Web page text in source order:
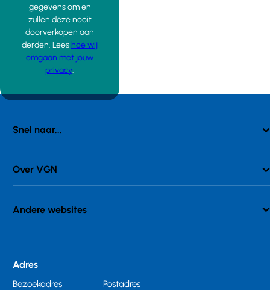
gegevens om en
zullen deze nooit
doorverkopen aan
derden. Lees hoe wij
omgaan met jouw
privacy.
Snel naar...
Over VGN
Andere websites
Adres
Bezoekadres
Postadres